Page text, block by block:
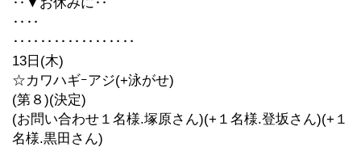
‥‥
‥‥‥‥‥‥‥‥‥
13日(木)
☆カワハギｰアジ(+泳がせ)
(第８)(決定)
(お問い合わせ１名様.塚原さん)(+１名様.登坂さん)(+１
名様.黒田さん)